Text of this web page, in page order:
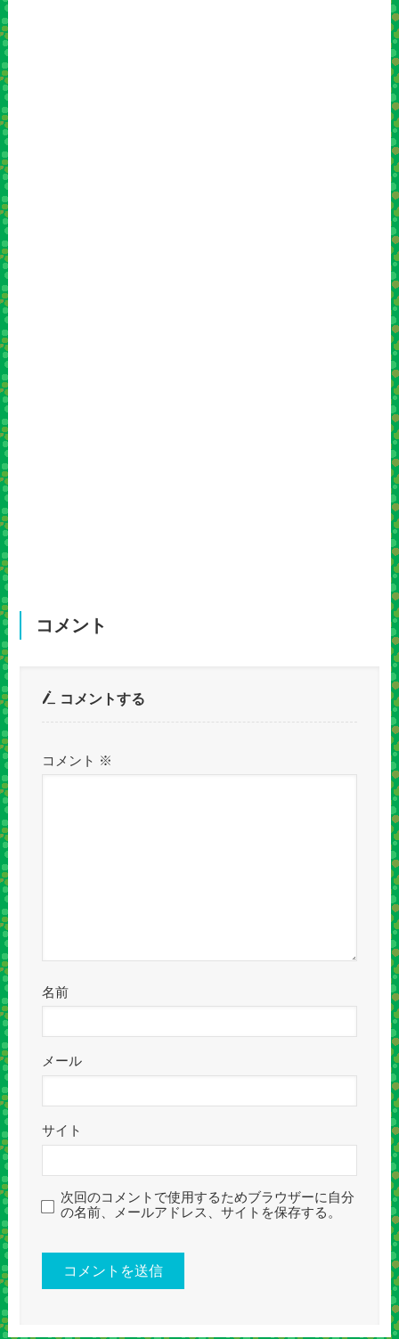
コメント
コメントする
コメント ※
名前
メール
サイト
次回のコメントで使用するためブラウザーに自分
の名前、メールアドレス、サイトを保存する。